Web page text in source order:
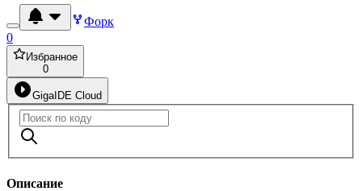
Форк
0
Избранное
0
GigaIDE Cloud
Описание